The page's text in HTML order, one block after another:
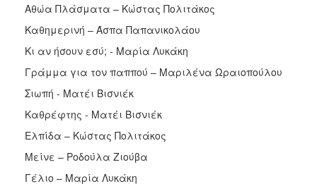
Αθώα Πλάσματα – Κώστας Πολιτάκος
Καθημερινή – Άσπα Παπανικολάου
Κι αν ήσουν εσύ; - Μαρία Λυκάκη
Γράμμα για τον παππού – Μαριλένα Ωραιοπούλου
Σιωπή - Ματέι Βισνιέκ
Καθρέφτης - Ματέι Βισνιέκ
Ελπίδα – Κώστας Πολιτάκος
Μείνε – Ροδούλα Ζιούβα
Γέλιο – Μαρία Λυκάκη